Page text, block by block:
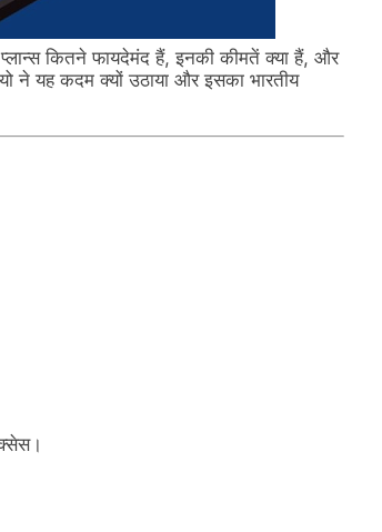
कितने फायदेमंद हैं, इनकी कीमतें क्या हैं, और
ने यह कदम क्यों उठाया और इसका भारतीय